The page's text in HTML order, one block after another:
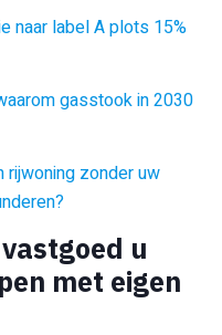
naar label A plots 15%
gasstook in 2030
rijwoning zonder uw
u
met eigen